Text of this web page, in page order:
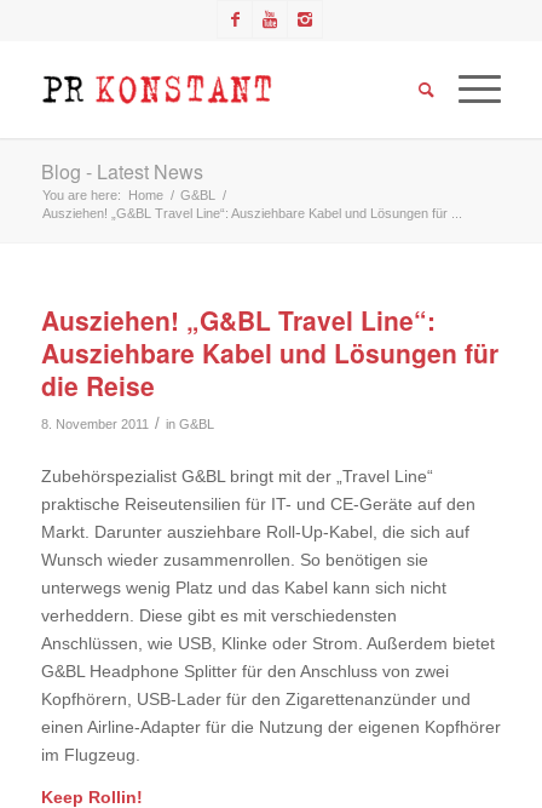
Blog - Latest News
You are here: Home / G&BL
/
Ausziehen! „G&BL Travel Line“: Ausziehbare Kabel und Lösungen für ...
Ausziehen! „G&BL Travel Line“:
Ausziehbare Kabel und Lösungen für
die Reise
8. November 2011 / in G&BL
Zubehörspezialist G&BL bringt mit der „Travel Line“
praktische Reiseutensilien für IT- und CE-Geräte auf den
Markt. Darunter ausziehbare Roll-Up-Kabel, die sich auf
Wunsch wieder zusammenrollen. So benötigen sie
unterwegs wenig Platz und das Kabel kann sich nicht
verheddern. Diese gibt es mit verschiedensten
Anschlüssen, wie USB, Klinke oder Strom. Außerdem bietet
G&BL Headphone Splitter für den Anschluss von zwei
Kopfhörern, USB-Lader für den Zigarettenanzünder und
einen Airline-Adapter für die Nutzung der eigenen Kopfhörer
im Flugzeug.
Keep Rollin!